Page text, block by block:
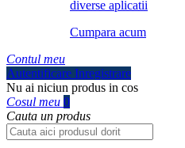
diverse aplicatii
Cumpara acum
Contul meu
Autentificare Inregistrare
Nu ai niciun produs in cos
Cosul meu 0
Cauta un produs